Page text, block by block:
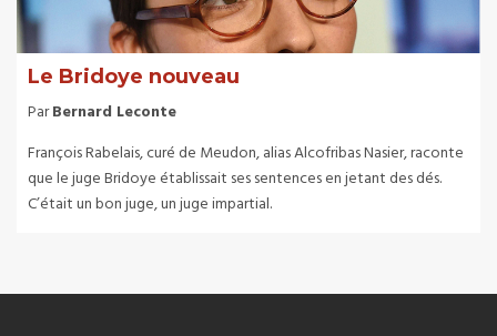
Le Bridoye nouveau
ParBernard Leconte
François Rabelais, curé de Meudon, alias Alcofribas Nasier, raconte
que le juge Bridoye établissait ses sentences en jetant des dés.
C’était un bon juge, un juge impartial.